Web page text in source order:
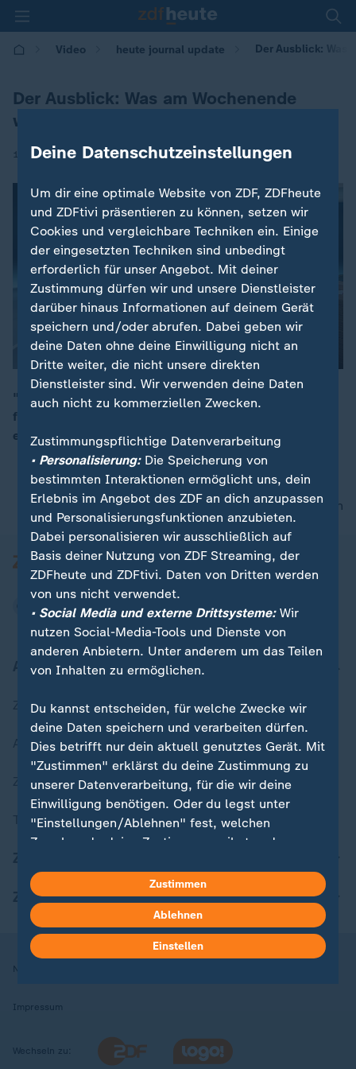
Video heute journal update Der Ausblick: Was
Der Ausblick: Was am Wochenende
wichtig wird
13.06.2026 | 00:35
"Trooping the Colour": Vorgezogene Geburtstagsfeier
für König Charles III. / Schweiz stimmt als weltweit
erstes Land über Einwohner-Obergrenze ab
nach oben
Aktuell bei ZDFheute
Zuletzt veröffentlicht
Aktuelle Sendungs-Videos
ZDFheute Stories
Themen im Überblick
ZDFheute Apps
Nutzungsbedingungen
Impressum
Wechseln zu:
Deine Datenschutzeinstellungen
Um dir eine optimale Website von ZDF, ZDFheute
und ZDFtivi präsentieren zu können, setzen wir
Cookies und vergleichbare Techniken ein. Einige
der eingesetzten Techniken sind unbedingt
erforderlich für unser Angebot. Mit deiner
Zustimmung dürfen wir und unsere Dienstleister
darüber hinaus Informationen auf deinem Gerät
speichern und/oder abrufen. Dabei geben wir
deine Daten ohne deine Einwilligung nicht an
Dritte weiter, die nicht unsere direkten
Dienstleister sind. Wir verwenden deine Daten
auch nicht zu kommerziellen Zwecken.
Zustimmungspflichtige Datenverarbeitung
• Personalisierung:Die Speicherung von
bestimmten Interaktionen ermöglicht uns, dein
Erlebnis im Angebot des ZDF an dich anzupassen
und Personalisierungsfunktionen anzubieten.
Dabei personalisieren wir ausschließlich auf
Basis deiner Nutzung von ZDF Streaming, der
ZDFheute und ZDFtivi. Daten von Dritten werden
von uns nicht verwendet.
• Social Media und externe Drittsysteme:Wir
nutzen Social-Media-Tools und Dienste von
anderen Anbietern. Unter anderem um das Teilen
von Inhalten zu ermöglichen.
Du kannst entscheiden, für welche Zwecke wir
deine Daten speichern und verarbeiten dürfen.
Dies betrifft nur dein aktuell genutztes Gerät. Mit
"Zustimmen" erklärst du deine Zustimmung zu
unserer Datenverarbeitung, für die wir deine
Einwilligung benötigen. Oder du legst unter
"Einstellungen/Ablehnen" fest, welchen
Zwecken du deine Zustimmung gibst und
kannst du jederzeit mit Wirkung für die Zukunft
in deinen Einstellungen widerrufen oder ändern.
Hier findest du das Impressum.
Weitere Informationen findest du in unserer
Zustimmen
Ablehnen
Einstellen